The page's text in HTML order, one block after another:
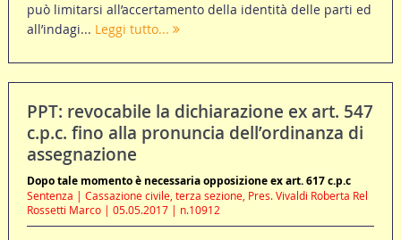
può limitarsi all’accertamento della identità delle parti ed
all’indagi... Leggi tutto...
PPT: revocabile la dichiarazione ex art. 547
c.p.c. fino alla pronuncia dell’ordinanza di
assegnazione
Dopo tale momento è necessaria opposizione ex art. 617 c.p.c
Sentenza | Cassazione civile, terza sezione, Pres. Vivaldi Roberta Rel
Rossetti Marco | 05.05.2017 | n.10912